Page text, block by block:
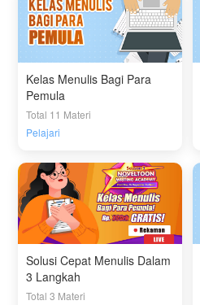
Kelas Menulis Bagi Para
Pemula
Total 11 Materi
Pelajari
Solusi Cepat Menulis Dalam
3 Langkah
Total 3 Materi